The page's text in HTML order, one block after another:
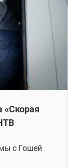
«Скорая
с Гошей